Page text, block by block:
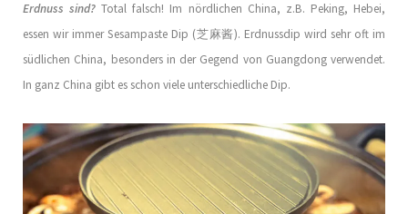
Erdnuss sind?Total falsch! Im nördlichen China, z.B. Peking, Hebei,
essen wir immer Sesampaste Dip (芝麻酱). Erdnussdip wird sehr oft im
südlichen China, besonders in der Gegend von Guangdong verwendet.
In ganz China gibt es schon viele unterschiedliche Dip.